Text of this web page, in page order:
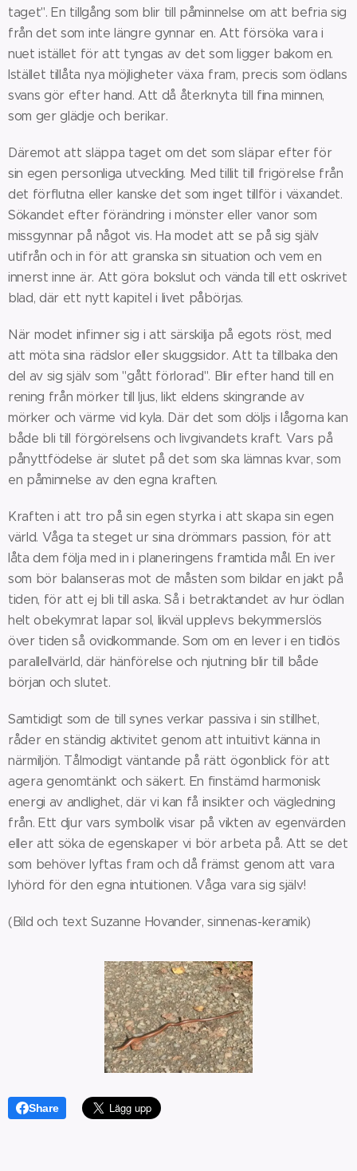
taget". En tillgång som blir till påminnelse om att befria sig
från det som inte längre gynnar en. Att försöka vara i
nuet istället för att tyngas av det som ligger bakom en.
Istället tillåta nya möjligheter växa fram, precis som ödlans
svans gör efter hand. Att då återknyta till fina minnen,
som ger glädje och berikar.
Däremot att släppa taget om det som släpar efter för
sin egen personliga utveckling. Med tillit till frigörelse från
det förflutna eller kanske det som inget tillför i växandet.
Sökandet efter förändring i mönster eller vanor som
missgynnar på något vis. Ha modet att se på sig själv
utifrån och in för att granska sin situation och vem en
innerst inne är. Att göra bokslut och vända till ett oskrivet
blad, där ett nytt kapitel i livet påbörjas.
När modet infinner sig i att särskilja på egots röst, med
att möta sina rädslor eller skuggsidor. Att ta tillbaka den
del av sig själv som "gått förlorad". Blir efter hand till en
rening från mörker till ljus, likt eldens skingrande av
mörker och värme vid kyla. Där det som döljs i lågorna kan
både bli till förgörelsens och livgivandets kraft. Vars på
pånyttfödelse är slutet på det som ska lämnas kvar, som
en påminnelse av den egna kraften.
Kraften i att tro på sin egen styrka i att skapa sin egen
värld. Våga ta steget ur sina drömmars passion, för att
låta dem följa med in i planeringens framtida mål. En iver
som bör balanseras mot de måsten som bildar en jakt på
tiden, för att ej bli till aska. Så i betraktandet av hur ödlan
helt obekymrat lapar sol, likväl upplevs bekymmerslös
över tiden så ovidkommande. Som om en lever i en tidlös
parallellvärld, där hänförelse och njutning blir till både
början och slutet.
Samtidigt som de till synes verkar passiva i sin stillhet,
råder en ständig aktivitet genom att intuitivt känna in
närmiljön. Tålmodigt väntande på rätt ögonblick för att
agera genomtänkt och säkert. En finstämd harmonisk
energi av andlighet, där vi kan få insikter och vägledning
från. Ett djur vars symbolik visar på vikten av egenvärden
eller att söka de egenskaper vi bör arbeta på. Att se det
som behöver lyftas fram och då främst genom att vara
lyhörd för den egna intuitionen. Våga vara sig själv!
(Bild och text Suzanne Hovander, sinnenas-keramik)
Share